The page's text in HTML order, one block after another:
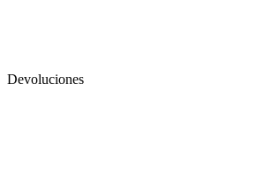
Devoluciones